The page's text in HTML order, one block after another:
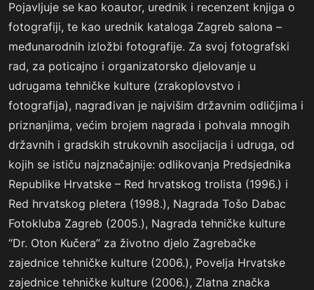
Pojavljuje se kao koautor, urednik i recenzent knjiga o
fotografiji, te kao urednik kataloga Zagreb salona –
međunarodnih izložbi fotografije. Za svoj fotografski
rad, za poticajno i organizatorsko djelovanje u
udrugama tehničke kulture (zrakoplovstvo i
fotografija), nagrađivan je najvišim državnim odličjima i
priznanjima, većim brojem nagrada i pohvala mnogih
državnih i gradskih strukovnih asocijacija i udruga, od
kojih se ističu najznačajnije: odlikovanja Predsjednika
Republike Hrvatske – Red hrvatskog trolista (1996.) i
Red hrvatskog pletera (1998.), Nagrada Tošo Dabac
Fotokluba Zagreb (2005.), Nagrada tehničke kulture
“Dr. Oton Kučera” za životno djelo Zagrebačke
zajednice tehničke kulture (2006.), Povelja Hrvatske
zajednice tehničke kulture (2006.), Zlatna značka